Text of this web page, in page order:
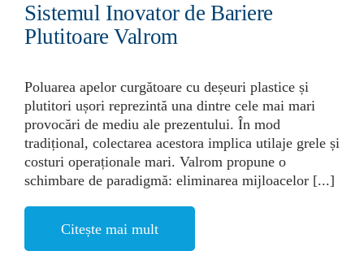
Sistemul Inovator de Bariere
Plutitoare Valrom
Poluarea apelor curgătoare cu deșeuri plastice și
plutitori ușori reprezintă una dintre cele mai mari
provocări de mediu ale prezentului. În mod
tradițional, colectarea acestora implica utilaje grele și
costuri operaționale mari. Valrom propune o
schimbare de paradigmă: eliminarea mijloacelor [...]
Citește mai mult